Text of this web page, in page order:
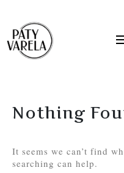
Nothing
It seems we can’t find
searching can help.